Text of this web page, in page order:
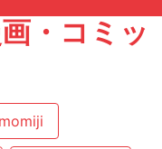
・コミッ